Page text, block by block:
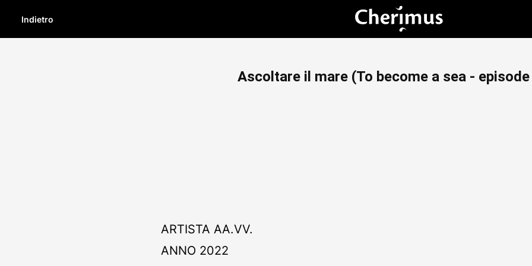
Indietro
Ascoltare il mare (To become a sea -
ARTISTA AA.VV.
ANNO 2022